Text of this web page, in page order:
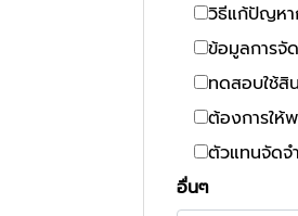
วิธีแก้ปัญหา
ข้อมูลการจั
ทดสอบใช้สิ
ต้องการให้
ตัวแทนจัดจ
อื่นๆ